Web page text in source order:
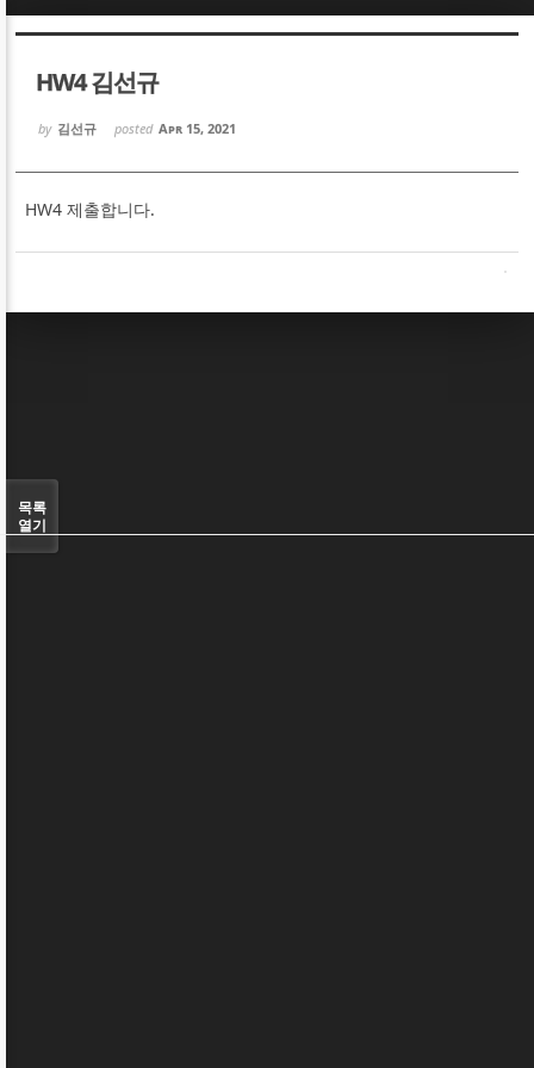
HW4 김선규
by 김선규 posted Apr 15, 2021
HW4 제출합니다.
목록
열기
Sketchbook5, 스케치북5
Sketchbook5, 스케치북5
Sketchbook5, 스케치북5
Sketchbook5, 스케치북5